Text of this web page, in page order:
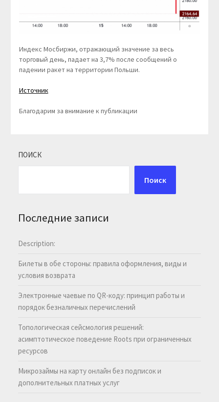
Индекс Мосбиржи, отражающий значение за весь
торговый день, падает на 3,7% после сообщений о
падении ракет на территории Польши.
Источник
Благодарим за внимание к публикации
ПОИСК
Поиск
Последние записи
Description:
Билеты в обе стороны: правила оформления, виды и
условия возврата
Электронные чаевые по QR-коду: принцип работы и
порядок безналичных перечислений
Топологическая сейсмология решений:
асимптотическое поведение Roots при ограниченных
ресурсов
Микрозаймы на карту онлайн без подписок и
дополнительных платных услуг